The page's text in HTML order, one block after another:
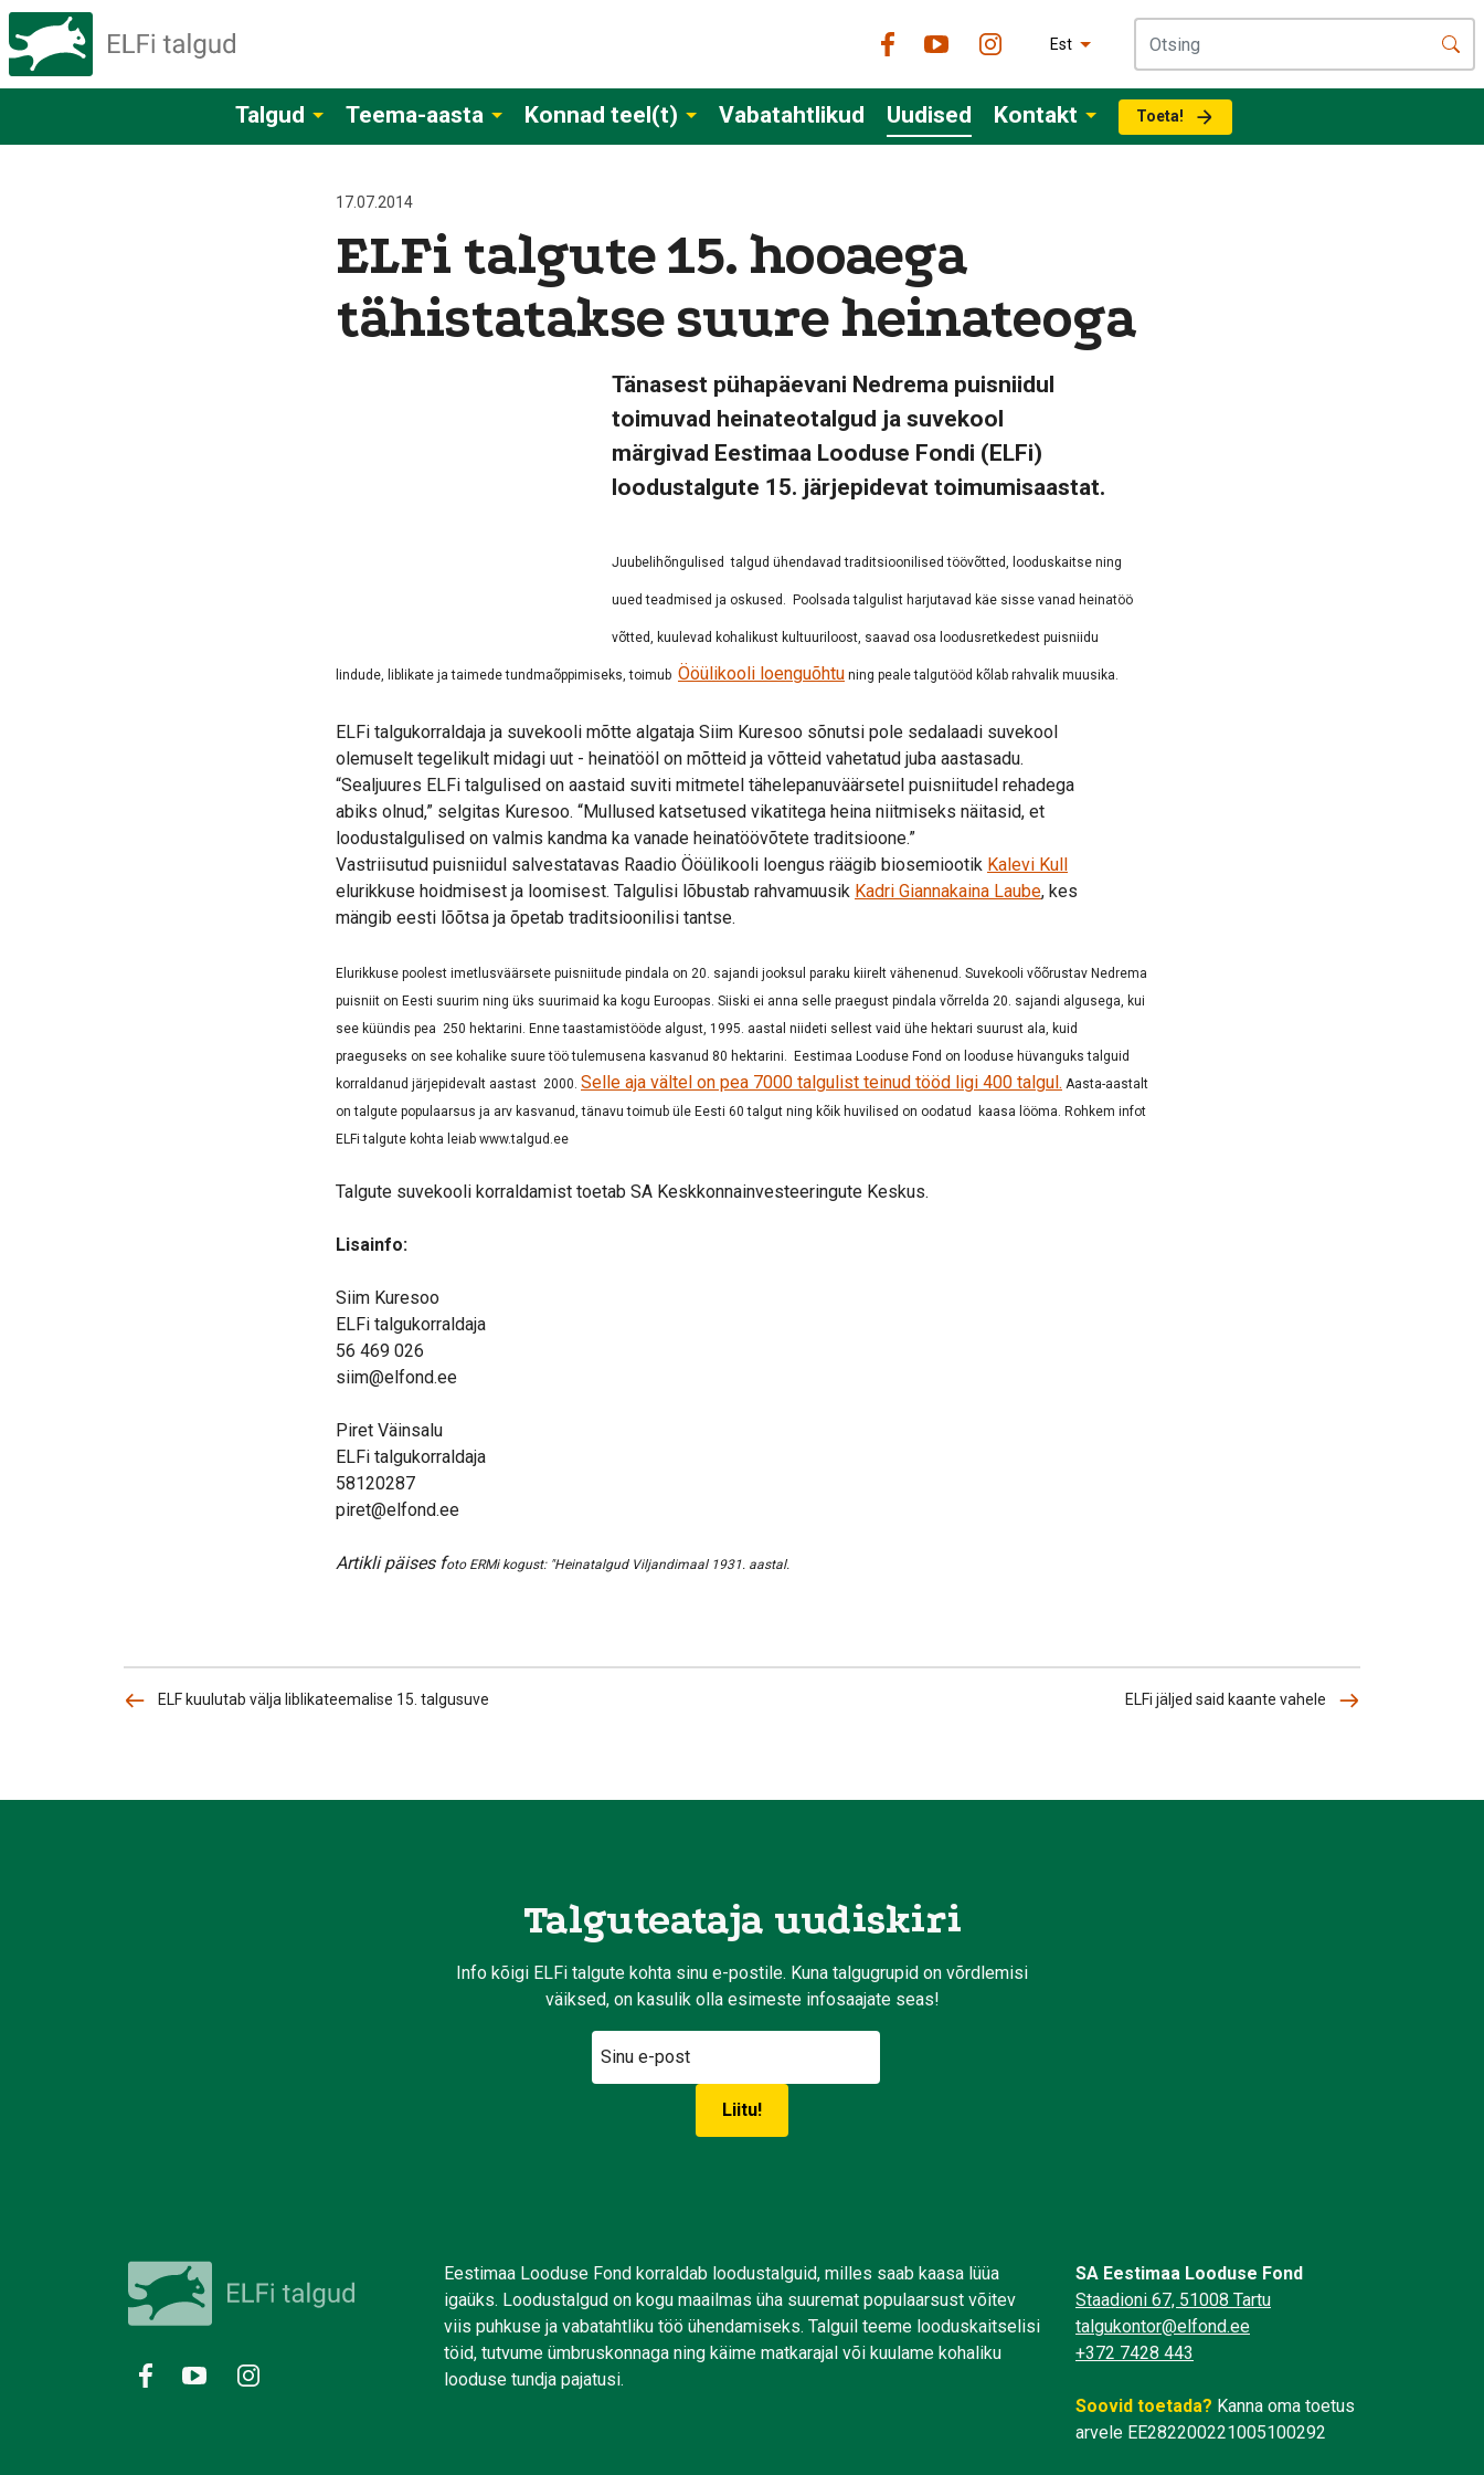
Est
Talgud Teema-aasta Konnad teel(t) Vabatahtlikud Uudised Kontakt Toeta!
17.07.2014
ELFi talgute 15. hooaega
tähistatakse suure heinateoga
Tänasest pühapäevani Nedrema puisniidul
toimuvad heinateotalgud ja suvekool
märgivad Eestimaa Looduse Fondi (ELFi)
loodustalgute 15. järjepidevat toimumisaastat.
Juubelihõngulisedtalgud ühendavad traditsioonilised töövõtted, looduskaitse ning
uued teadmised ja oskused. Poolsada talgulist harjutavad käe sisse vanad heinatöö
võtted, kuulevad kohalikust kultuuriloost, saavad osa loodusretkedest puisniidu
lindude, liblikate ja taimede tundmaõppimiseks, toimub Ööülikooli loenguõhtu ning peale talgutööd kõlab rahvalik muusika.
ELFi talgukorraldaja ja suvekooli mõtte algataja Siim Kuresoo sõnutsi pole sedalaadi suvekool
olemuselt tegelikult midagi uut - heinatööl on mõtteid ja võtteid vahetatud juba aastasadu.
“Sealjuures ELFi talgulised on aastaid suviti mitmetel tähelepanuväärsetel puisniitudel rehadega
abiks olnud,” selgitas Kuresoo. “Mullused katsetused vikatitega heina niitmiseks näitasid, et
loodustalgulised on valmis kandma ka vanade heinatöövõtete traditsioone.”
Vastriisutud puisniidul salvestatavas Raadio Ööülikooli loengus räägib biosemiootik Kalevi Kull
elurikkuse hoidmisest ja loomisest. Talgulisi lõbustab rahvamuusik Kadri Giannakaina Laube, kes
mängib eesti lõõtsa ja õpetab traditsioonilisi tantse.
Elurikkuse poolest imetlusväärsete puisniitude pindala on 20. sajandi jooksul paraku kiirelt vähenenud. Suvekooli võõrustav Nedrema
puisniit on Eesti suurim ning üks suurimaid ka kogu Euroopas. Siiski ei anna selle praegust pindala võrrelda 20. sajandi algusega, kui
see küündis pea 250 hektarini. Enne taastamistööde algust, 1995. aastal niideti sellest vaid ühe hektari suurust ala, kuid
praeguseks on see kohalike suure töö tulemusena kasvanud 80 hektarini. Eestimaa Looduse Fond on looduse hüvanguks talguid
korraldanud järjepidevalt aastast 2000. Selle aja vältel on pea 7000 talgulist teinud tööd ligi 400 talgul. Aasta-aastalt
on talgute populaarsus ja arv kasvanud, tänavu toimub üle Eesti 60 talgut ning kõik huvilised on oodatud kaasa lööma. Rohkem infot
ELFi talgute kohta leiab www.talgud.ee
Talgute suvekooli korraldamist toetab SA Keskkonnainvesteeringute Keskus.
Lisainfo:
Siim Kuresoo
ELFi talgukorraldaja
56 469 026
siim@elfond.ee
Piret Väinsalu
ELFi talgukorraldaja
58120287
piret@elfond.ee
Artikli päises foto ERMi kogust: "Heinatalgud Viljandimaal 1931. aastal.
ELF kuulutab välja liblikateemalise 15. talgusuve ELFi jäljed said kaante vahele
Talguteataja uudiskiri
Info kõigi ELFi talgute kohta sinu e-postile. Kuna talgugrupid on võrdlemisi
väiksed, on kasulik olla esimeste infosaajate seas!
Eestimaa Looduse Fond korraldab loodustalguid, milles saab kaasa lüüa
igaüks. Loodustalgud on kogu maailmas üha suuremat populaarsust võitev
viis puhkuse ja vabatahtliku töö ühendamiseks. Talguil teeme looduskaitselisi
töid, tutvume ümbruskonnaga ning käime matkarajal või kuulame kohaliku
looduse tundja pajatusi.
SA Eestimaa Looduse Fond
Staadioni 67, 51008 Tartu
talgukontor@elfond.ee
+372 7428 443
Soovid toetada? Kanna oma toetus
arvele EE282200221005100292